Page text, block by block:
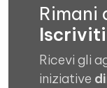
Rimani
Ricevi gli
iniziative